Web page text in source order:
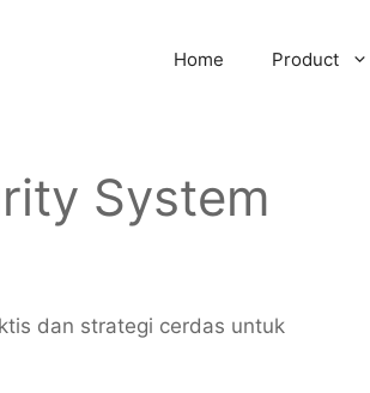
Home Product
System
dan strategi cerdas untuk